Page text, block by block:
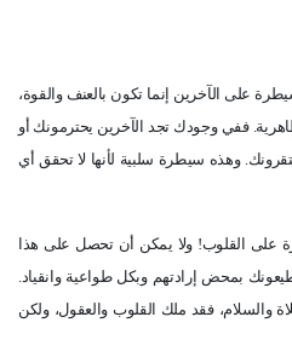
على الآخرين إنما تكون بالعنف والقوة،
ففي وجودك تجد الآخرين يحترمونك أو
وهذه سيطرة سلبية لأنها لا تحقق أي
على القلوب! ولا يمكن أن تحصل على هذا
بمحض إرادتهم وبكل طواعية وانقياد.
والسلام، فقد ملك القلوب والعقول، ولكن